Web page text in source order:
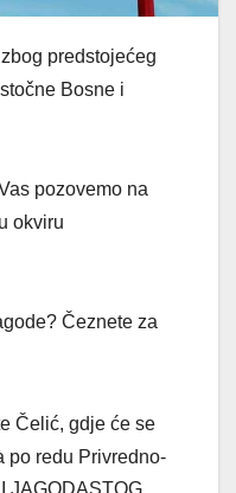
predstojećeg
Bosne i
pozovemo na
okviru
Čeznete za
Čelić, gdje će se
po redu Privredno-
JAGODASTOG